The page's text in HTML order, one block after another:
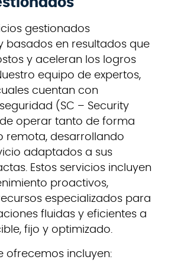
gestionados
basados en resultados que
y aceleran los logros
equipo de expertos,
cuentan con
(SC – Security
operar tanto de forma
remota, desarrollando
adaptados a sus
Estos servicios incluyen
proactivos,
especializados para
fluidas y eficientes a
fijo y optimizado.
ofrecemos incluyen: